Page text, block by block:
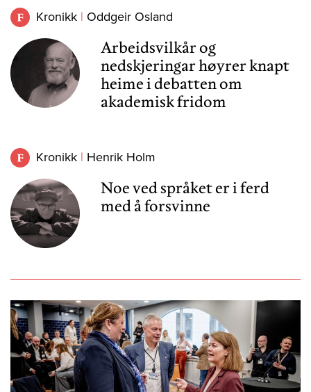
Kronikk Oddgeir Osland
Arbeidsvilkår og
nedskjeringar høyrer knapt
heime i debatten om
akademisk fridom
Kronikk Henrik Holm
Noe ved språket er i ferd
med å forsvinne